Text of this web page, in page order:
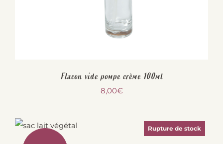
Flacon vide pompe crème 100ml
8,00€
Rupture de stock